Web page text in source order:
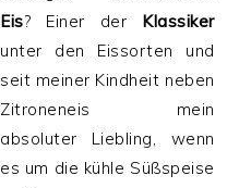
Eis? Einer der
Klassiker
unter den Eissorten und
seit meiner Kindheit neben
Zitroneneis mein
absoluter Liebling, wenn
es um die kühle Süßspeise